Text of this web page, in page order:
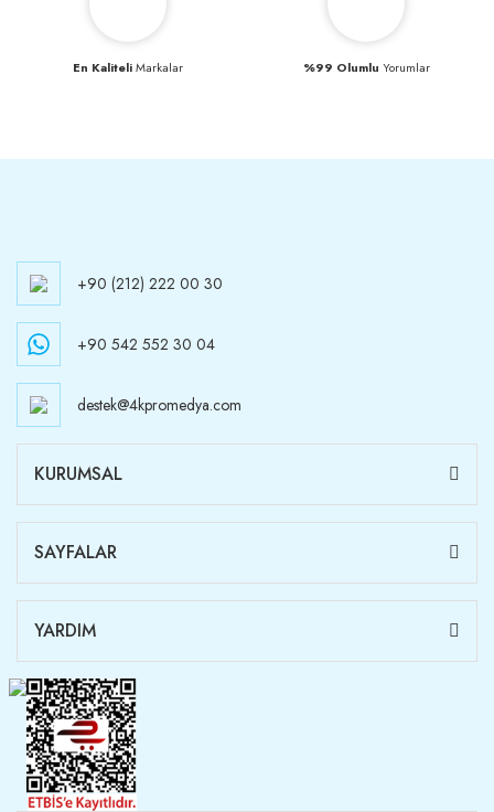
En KaliteliMarkalar %99 Olumlu Yorumlar
+90 (212) 222 00 30
+90 542 552 30 04
destek@4kpromedya.com
KURUMSAL
SAYFALAR
YARDIM